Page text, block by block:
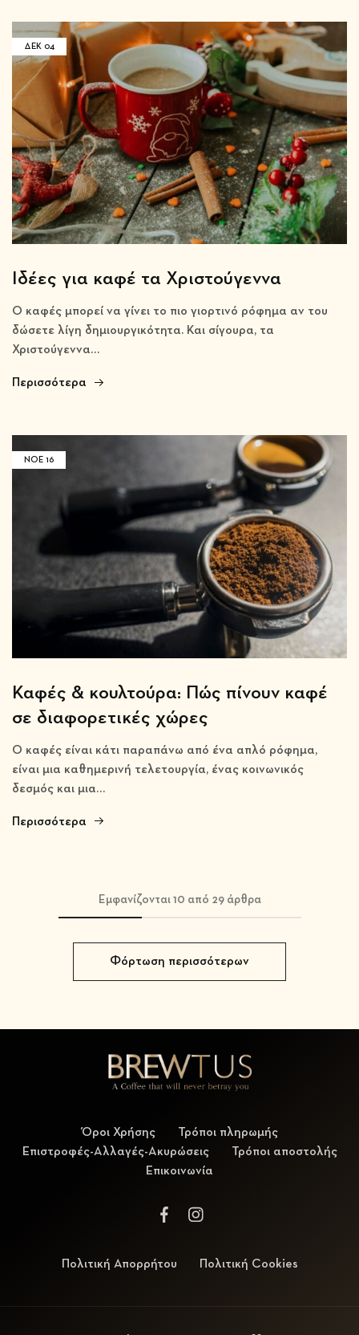
ΔΕΚ 04
Ιδέες για καφέ τα Χριστούγεννα
Ο καφές μπορεί να γίνει το πιο γιορτινό ρόφημα αν του
δώσετε λίγη δημιουργικότητα. Και σίγουρα, τα
Χριστούγεννα…
Περισσότερα
ΝΟΈ 16
Καφές & κουλτούρα: Πώς πίνουν καφέ
σε διαφορετικές χώρες
Ο καφές είναι κάτι παραπάνω από ένα απλό ρόφημα,
είναι μια καθημερινή τελετουργία, ένας κοινωνικός
δεσμός και μια…
Περισσότερα
Εμφανίζονται 10 από 29 άρθρα
Φόρτωση περισσότερων
Όροι Χρήσης
Τρόποι πληρωμής
Επιστροφές-Αλλαγές-Ακυρώσεις
Τρόποι αποστολής
Επικοινωνία
Πολιτική Απορρήτου Πολιτική Cookies